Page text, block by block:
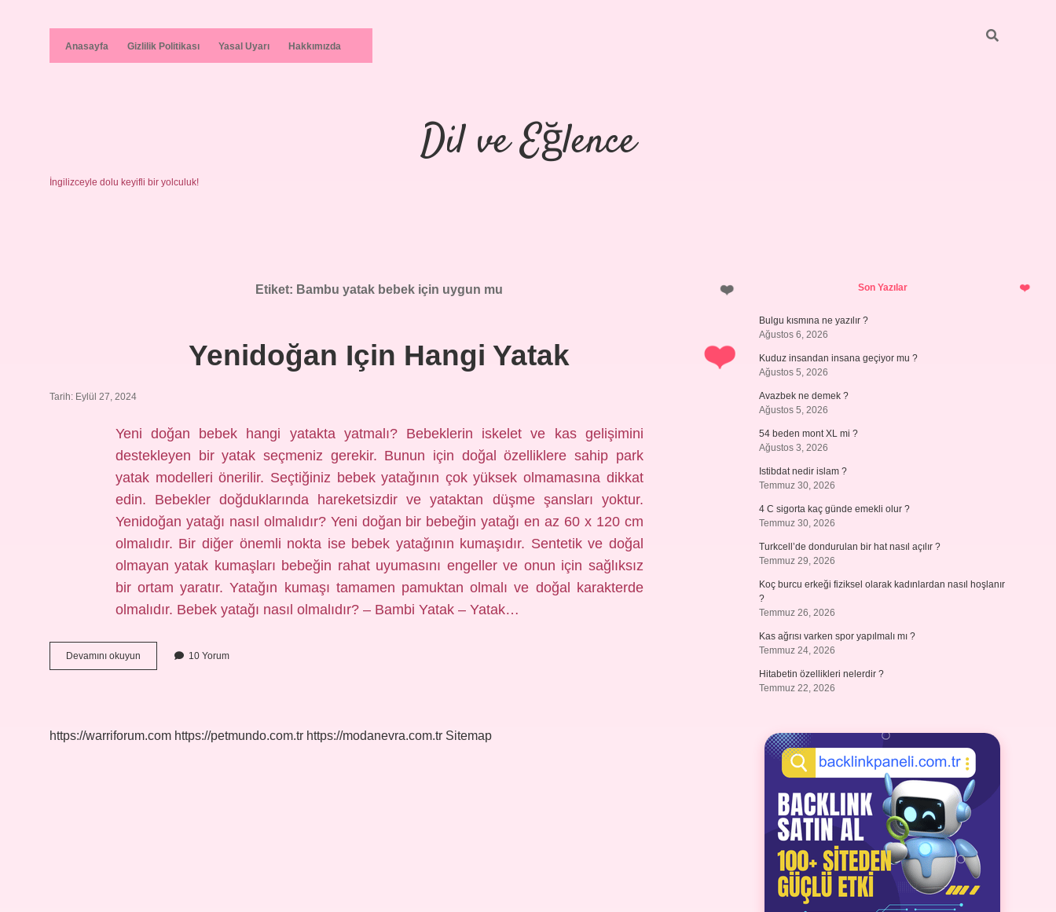
Anasayfa Gizlilik Politikası Yasal Uyarı Hakkımızda
Dil ve Eğlence
İngilizceyle dolu keyifli bir yolculuk!
Etiket: Bambu yatak bebek için uygun mu
Yenidoğan Için Hangi Yatak
Tarih: Eylül 27, 2024
Yeni doğan bebek hangi yatakta yatmalı? Bebeklerin iskelet ve kas gelişimini
destekleyen bir yatak seçmeniz gerekir. Bunun için doğal özelliklere sahip park
yatak modelleri önerilir. Seçtiğiniz bebek yatağının çok yüksek olmamasına dikkat
edin. Bebekler doğduklarında hareketsizdir ve yataktan düşme şansları yoktur.
Yenidoğan yatağı nasıl olmalıdır? Yeni doğan bir bebeğin yatağı en az 60 x 120 cm
olmalıdır. Bir diğer önemli nokta ise bebek yatağının kumaşıdır. Sentetik ve doğal
olmayan yatak kumaşları bebeğin rahat uyumasını engeller ve onun için sağlıksız
bir ortam yaratır. Yatağın kumaşı tamamen pamuktan olmalı ve doğal karakterde
olmalıdır. Bebek yatağı nasıl olmalıdır? – Bambi Yatak – Yatak…
Devamını okuyun Yenidoğan
Için
10 Yorum
https://warriforum.com https://petmundo.com.tr https://modanevra.com.tr Sitemap
SidebarSon Yazılar
Bulgu kısmına ne yazılır ?
Ağustos 6, 2026
Kuduz insandan insana geçiyor mu ?
Ağustos 5, 2026
Avazbek ne demek ?
Ağustos 5, 2026
54 beden mont XL mi ?
Ağustos 3, 2026
Istibdat nedir islam ?
Temmuz 30, 2026
4 C sigorta kaç günde emekli olur ?
Temmuz 30, 2026
Turkcell’de dondurulan bir hat nasıl açılır ?
Temmuz 29, 2026
Koç burcu erkeği fiziksel olarak kadınlardan nasıl hoşlanır
?
Temmuz 26, 2026
Kas ağrısı varken spor yapılmalı mı ?
Temmuz 24, 2026
Hitabetin özellikleri nelerdir ?
Temmuz 22, 2026